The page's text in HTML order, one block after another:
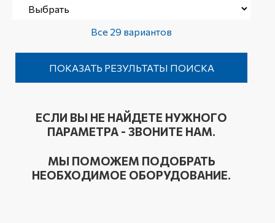
Все 29 вариантов
ЕСЛИ ВЫ НЕ НАЙДЕТЕ НУЖНОГО
ПАРАМЕТРА - ЗВОНИТЕ НАМ.
МЫ ПОМОЖЕМ ПОДОБРАТЬ
НЕОБХОДИМОЕ ОБОРУДОВАНИЕ.